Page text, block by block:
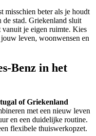
beter als je houdt
stad. Griekenland sluit
vanuit je eigen ruimte. Kies
leven, woonwensen en
Benz in het
of Griekenland
met een nieuw leven
en een duidelijke routine.
flexibele thuiswerkopzet.